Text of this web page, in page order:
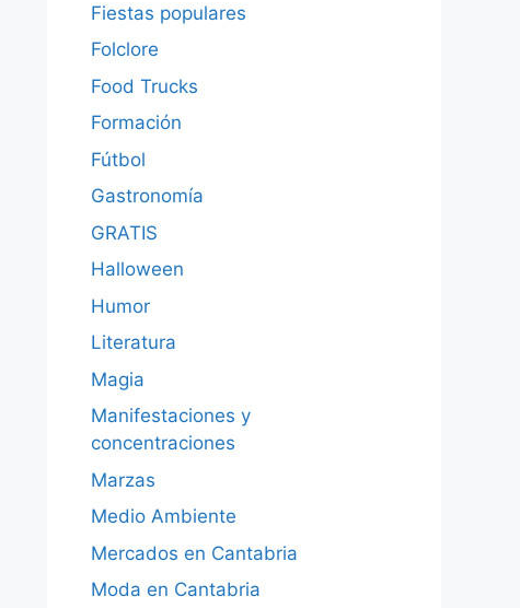
Fiestas populares
Folclore
Food Trucks
Formación
Fútbol
Gastronomía
GRATIS
Halloween
Humor
Literatura
Magia
Manifestaciones y
concentraciones
Marzas
Medio Ambiente
Mercados en Cantabria
Moda en Cantabria